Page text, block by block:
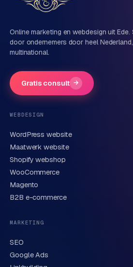
Naam
Bedrijfsnaam
Telefoonnummer(optioneel)
Korte omschrijving van je vraag
Online marketing en webdesign uit
door ondernemers door heel
multinational.
Gratis consult →
WEBDESIGN
WordPress website
Maatwerk website
Shopify webshop
WooCommerce
Magento
B2B e-commerce
MARKETING
SEO
Google Ads